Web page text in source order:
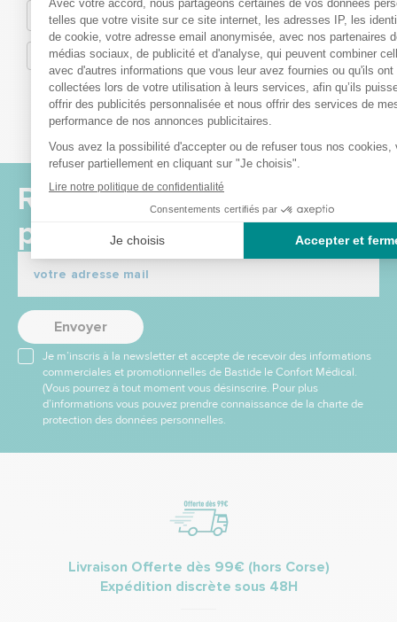
motivent à continuer
meilleur service
N’hésitez pas à
nous pour toute
besoin
L’équipe
Recevez nos offres et
promotions
Envoyer
Je m’inscris à la newsletter et accepte de recevoir des informations
commerciales et promotionnelles de Bastide le Confort Médical.
(Vous pourrez à tout moment vous désinscrire. Pour plus
d’informations vous pouvez prendre connaissance de la charte de
protection des données personnelles.
Livraison Offerte dès 99€ (hors Corse)
Expédition discrète sous 48H